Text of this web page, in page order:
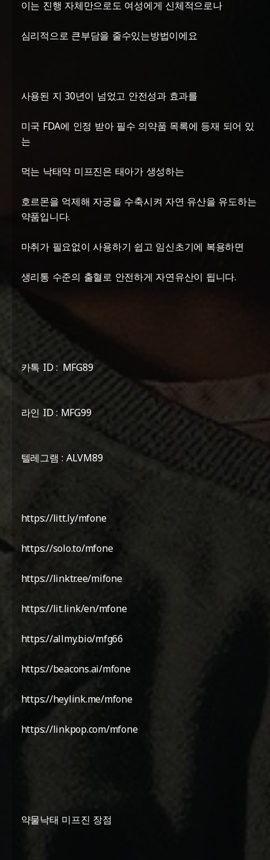
이는 진행 자체만으로도 여성에게 신체적으로나
심리적으로 큰부담을 줄수있는방법이에요
사용된 지 30년이 넘었고 안전성과 효과를
미국 FDA에 인정 받아 필수 의약품 목록에 등재 되어 있
는
먹는 낙태약 미프진은 태아가 생성하는
호르몬을 억제해 자궁을 수축시켜 자연 유산을 유도하는
약품입니다.
마취가 필요없이 사용하기 쉽고 임신초기에 복용하면
생리통 수준의 출혈로 안전하게 자연유산이 됩니다.
카톡 ID : MFG89
라인 ID : MFG99
텔레그램 : ALVM89
https://litt.ly/mfone
https://solo.to/mfone
https://linktr.ee/mifone
https://lit.link/en/mfone
https://allmy.bio/mfg66
https://beacons.ai/mfone
https://heylink.me/mfone
https://linkpop.com/mfone
약물낙태 미프진 장점